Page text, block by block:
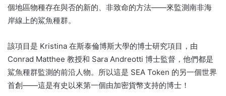
個地區物種存在與否的新的、非致命的方法——來監測南非海
岸線上的鯊魚種群。
該項目是 Kristina 在斯泰倫博斯大學的博士研究項目，由
Conrad Matthee 教授和 Sara Andreotti 博士監督，他們都是
鯊魚種群監測的前沿人物。 所以這是 SEA Token 的另一個世界
首創——這是有史以​​來第一個由加密貨幣支持的博士！